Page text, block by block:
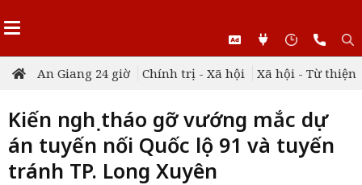
An Giang 24 giờ Chính trị - Xã hội Xã hội - Từ thiện
Kiến nghị tháo gỡ vướng mắc dự
án tuyến nối Quốc lộ 91 và tuyến
tránh TP. Long Xuyên